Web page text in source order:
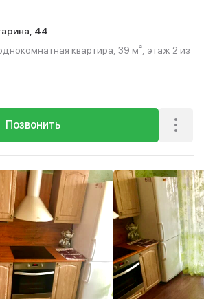
44
квартира, 39 м², этаж 2 из
Позвонить